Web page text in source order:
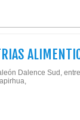
Dalence Sud,